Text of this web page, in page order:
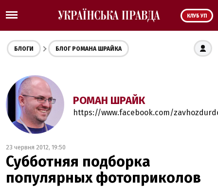
КЛУБ УП
БЛОГИ БЛОГ РОМАНА ШРАЙКА
РОМАН ШРАЙК
https://www.facebook.com/
23 червня 2012, 19:50
Субботняя подборка
популярных фотоприколов